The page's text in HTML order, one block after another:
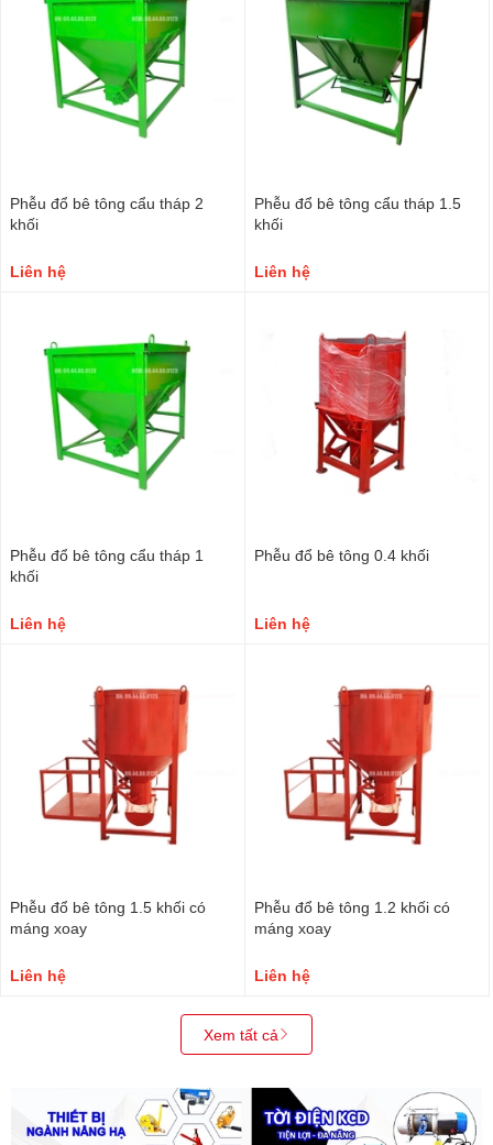
Phễu đổ bê tông cẩu tháp 2
khối
Liên hệ
Phễu đổ bê tông cẩu tháp 1.5
khối
Liên hệ
Phễu đổ bê tông cẩu tháp 1
khối
Liên hệ
Phễu đổ bê tông 0.4 khối
Liên hệ
Phễu đổ bê tông 1.5 khối có
máng xoay
Liên hệ
Phễu đổ bê tông 1.2 khối có
máng xoay
Liên hệ
Xem tất cả